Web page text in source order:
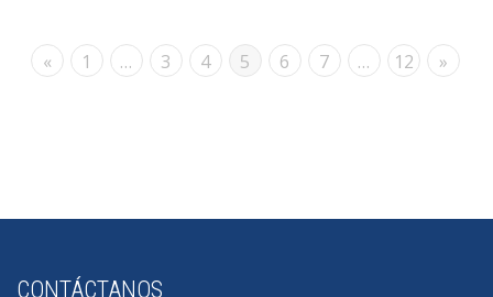
« 1 … 3 4 5 6 7 … 12 »
CONTÁCTANOS